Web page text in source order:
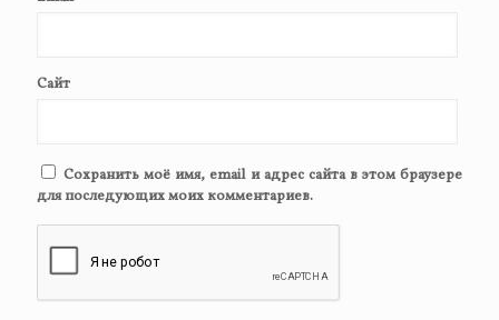
Сайт
Сохранить моё имя, email и адрес сайта в этом браузере
для последующих моих комментариев.